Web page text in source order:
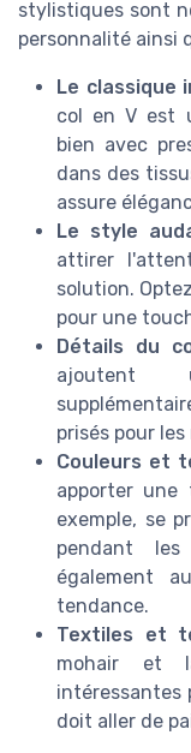
stylistiques sont
personnalité ainsi
Le classique
col en V est
bien avec
dans des
assure
Le style
attirer
solution.
pour une
Détails du
ajoutent
prisés pour
Couleurs et
apporter une
exemple, se
pendant les
également
tendance.
Textiles et
mohair et
intéressantes
doit aller de